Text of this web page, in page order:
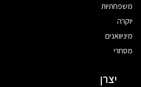
משפחתיות
יוקרה
מיניוואנים
מסחרי
יצרן